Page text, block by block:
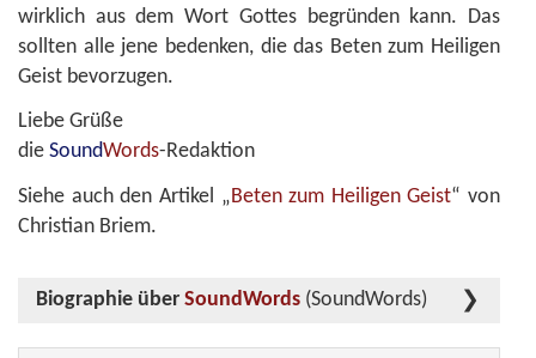
wirklich aus dem Wort Gottes begründen kann. Das
sollten alle jene bedenken, die das Beten zum Heiligen
Geist bevorzugen.
Liebe Grüße
die SoundWords-Redaktion
Siehe auch den Artikel „Beten zum Heiligen Geist“ von
Christian Briem.
Biographie über SoundWords (SoundWords)